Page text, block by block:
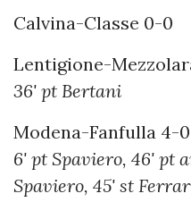
Calvina-Classe 0-0
Lentigione-
36' pt Bertani
Modena-Fanfulla 4-0
6' pt Spaviero, 46' pt
Spaviero, 45' st